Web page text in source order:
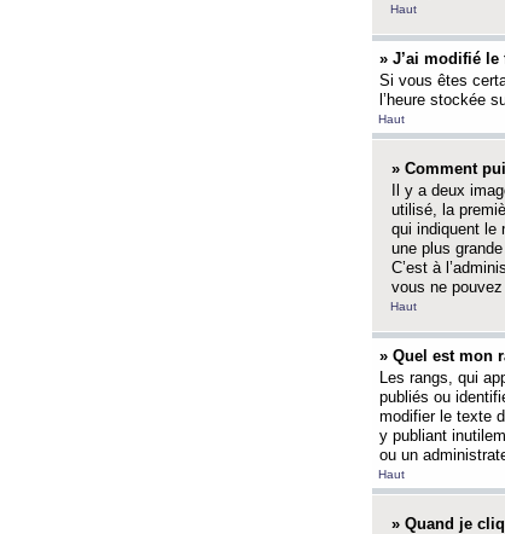
Haut
» J’ai modifié le
Si vous êtes
l’heure stockée
Haut
» Comment
Il y a deux
utilisé, la
qui indiquent le
une plus
C’est à
vous ne
Haut
» Quel est mon
Les rangs, qui
publiés ou
modifier le texte
y publiant
ou un
Haut
» Quand je